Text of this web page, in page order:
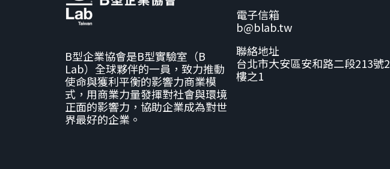
B型企業協會是B型實驗室（B
Lab）全球夥伴的一員，致力推動
使命與獲利平衡的影響力商業模
式，用商業力量發揮對社會與環境
正面的影響力，協助企業成為對世
界最好的企業。
電子信箱
b@blab.tw
聯絡地址
台北市大安區安和路二段213號2
樓之1